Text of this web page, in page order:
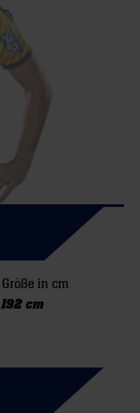
Größe in cm
192 cm